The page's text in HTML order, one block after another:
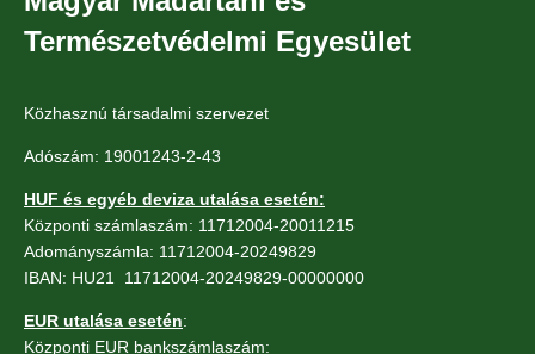
Természetvédelmi Egyesület
Közhasznú társadalmi szervezet
Adószám: 19001243-2-43
HUF és egyéb deviza utalása esetén:
Központi számlaszám: 11712004-20011215
Adományszámla: 11712004-20249829
IBAN: HU21 11712004-20249829-00000000
EUR utalása esetén:
Központi EUR bankszámlaszám: